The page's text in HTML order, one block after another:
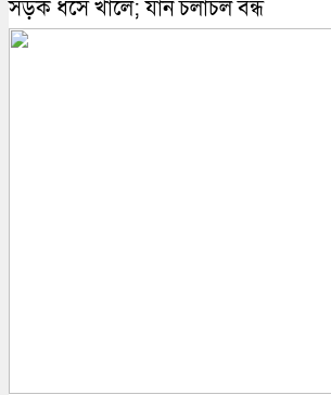
সড়ক ধসে খালে; যান চলাচল বন্ধ